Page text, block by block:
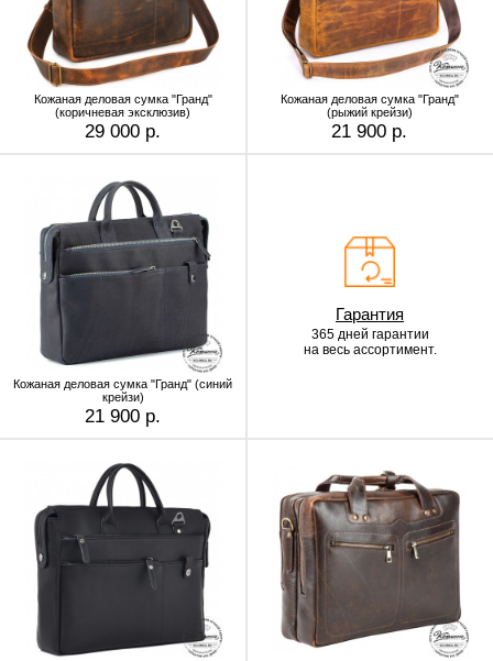
Кожаная деловая сумка "Гранд"
(коричневая эксклюзив)
29 000 р.
Кожаная деловая сумка "Гранд"
(рыжий крейзи)
21 900 р.
Кожаная деловая сумка "Гранд" (синий
крейзи)
21 900 р.
Гарантия
365 дней гарантии
на весь ассортимент.